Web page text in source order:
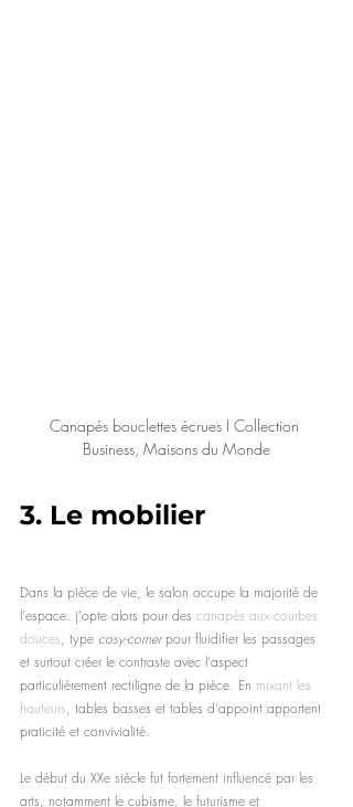
Canapés bouclettes écrues I Collection
Business, Maisons du Monde
3. Le mobilier
Dans la pièce de vie, le salon occupe la majorité de
l'espace. j'opte alors pour des canapés aux courbes
douces, type cosy-corner pour fluidifier les passages
et surtout créer le contraste avec l'aspect
particulièrement rectiligne de la pièce. En mixant les
hauteurs, tables basses et tables d'appoint apportent
praticité et convivialité.
Le début du XXe siècle fut fortement influencé par les
arts, notamment le cubisme, le futurisme et